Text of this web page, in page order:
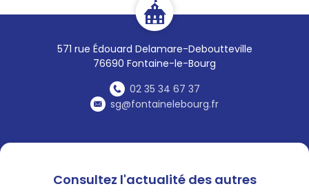
571 rue Édouard Delamare-Deboutteville
76690 Fontaine-le-Bourg
02 35 34 67 37
sg@fontainelebourg.fr
sont les suivants :
- Lundi de 13h30 à 17h00
- Mardi de 13h30 à 17h00
- Mercredi de 8h30 à 12h00
13h30 à 17h00
- Vendredi de 8h30 à 12h00 et
d'ouverture, pour toute
Consultez l'actualité des autres